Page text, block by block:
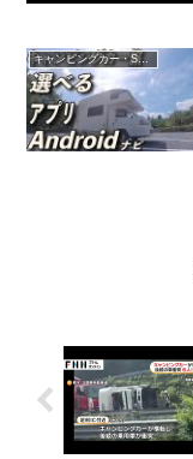
キャンピングカー・SUV人気車種